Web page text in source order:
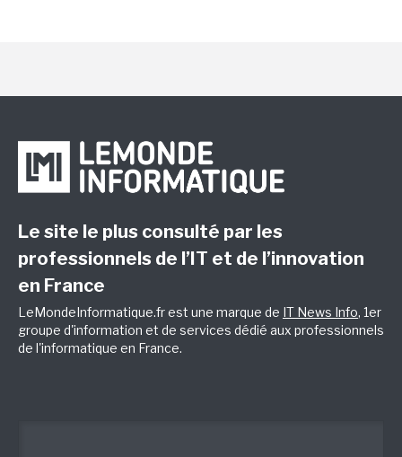
Le site le plus consulté par les
professionnels de l’IT et de l’innovation
en France
LeMondeInformatique.fr est une marque de IT News Info, 1er
groupe d'information et de services dédié aux professionnels
de l'informatique en France.